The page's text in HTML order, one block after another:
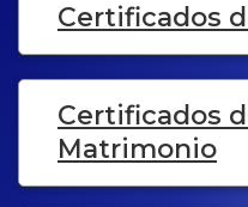
Certificados
Certificados
Matrimonio